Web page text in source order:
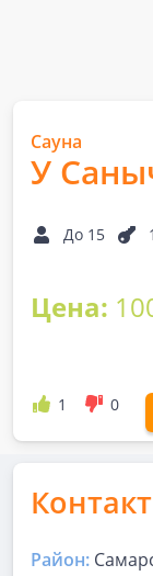
Сауна
У
До 15 1
Цена:
1 0
Район: